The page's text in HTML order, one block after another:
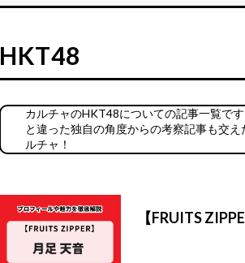
HKT48
カルチャのHKT48についての記事一覧で
と違った独自の角度からの考察記事も交
ルチャ！
【FRUITS